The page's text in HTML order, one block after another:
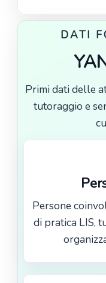
DATI
Primi dati delle
tutoraggio e
Persone
di pratica LIS,